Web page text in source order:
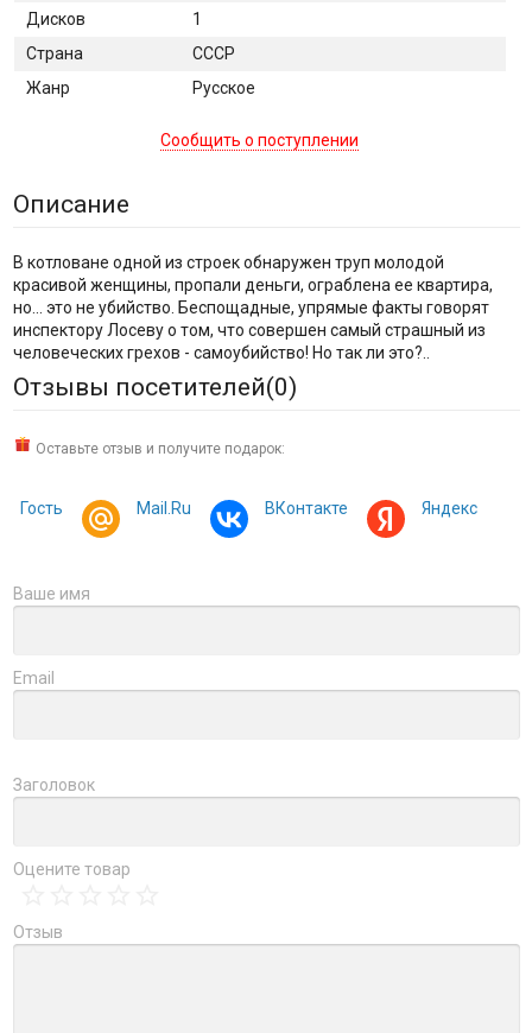
Дисков
1
Страна
СССР
Жанр
Русское
Сообщить о поступлении
Описание
В котловане одной из строек обнаружен труп молодой
красивой женщины, пропали деньги, ограблена ее квартира,
но... это не убийство. Беспощадные, упрямые факты говорят
инспектору Лосеву о том, что совершен самый страшный из
человеческих грехов - самоубийство! Но так ли это?..
Отзывы посетителей(0)
Оставьте отзыв и получите подарок:
Гость Mail.Ru ВКонтакте Яндекс
Ваше имя
Email
Заголовок
Оцените товар
Отзыв